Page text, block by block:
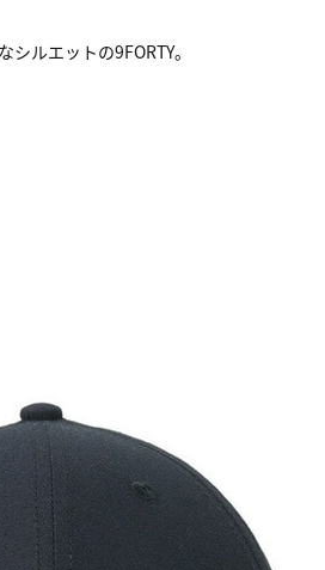
ルエットの9FORTY。